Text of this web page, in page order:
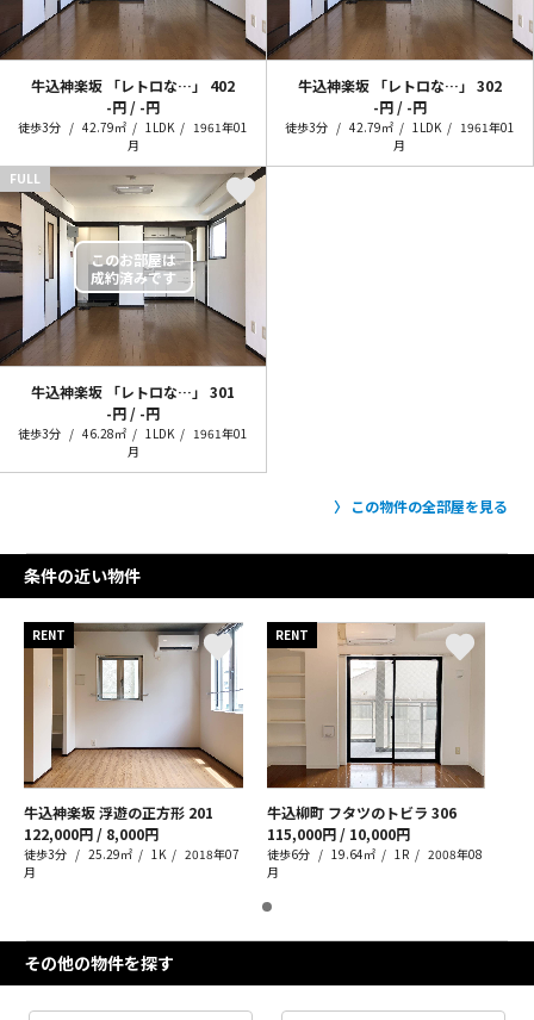
牛込神楽坂 「レトロな…」
402
-円 / -円
徒歩3分 42.79㎡ 1LDK
1961年01
月
牛込神楽坂 「レトロな…」 302
-円 / -円
徒歩3分 42.79㎡ 1LDK
1961年01
月
FULL
牛込神楽坂 「レトロな…」 301
-円 / -円
徒歩3分 46.28㎡ 1LDK
1961年01
月
この物件の全部屋を見る
条件の近い物件
RENT
牛込神楽坂 浮遊の正方形 201
122,000円 / 8,000円
徒歩3分 25.29㎡ 1K
2018年07
月
RENT
牛込柳町 フタツのトビラ 306
115,000円 / 10,000円
徒歩6分 19.64㎡ 1R
2008年08
月
その他の物件を探す